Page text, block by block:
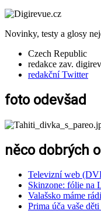
Novinky, testy a glosy
Czech Republic
redakce zav.
redakční Twitter
foto odevšad
něco dobrých
Televizní web
Skinzone: fólie na
Valašsko máme rádi
Prima úča vaše